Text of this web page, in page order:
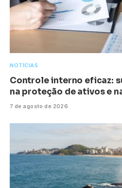
NOTÍCIAS
Controle interno eficaz:
na proteção de ativos e
7 de agosto de 2026